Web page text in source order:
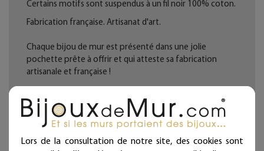
Certains motifs sont suspendus à un fil noir 100% coton.
Fabrication française. Artisanat d'art.
Chaque bijou de mur est présenté dans une jolie
pochette prête à offrir et qui atteste sa fabrication
artisanale et française !
Deux ou trois punaises fournies par ligne selon la
longueur (noir mat diamètre 11 mm - longueur 11 mm)
Ces articles sont réservés à la décoration d'intérieur.
Tous les Bijoux de Mur sont traités anticorrosion.
Lors de la consultation de notre site, des cookies sont